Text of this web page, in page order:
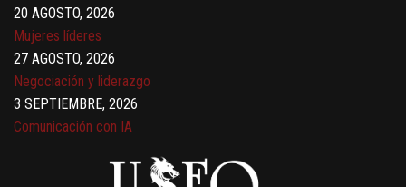
20 AGOSTO, 2026
Mujeres líderes
27 AGOSTO, 2026
Negociación y liderazgo
3 SEPTIEMBRE, 2026
Comunicación con IA
Gobernanza de datos